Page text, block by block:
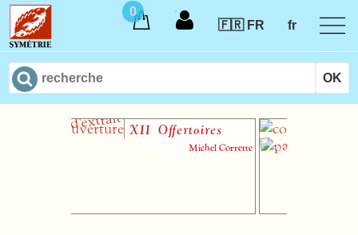
0
🇫🇷 FR
fr
XIIOffertoires
Michel Corrette